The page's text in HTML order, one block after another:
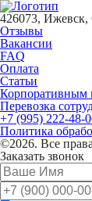
426073, Ижевск,
Отзывы
Вакансии
FAQ
Оплата
Статьи
Корпоративным
Перевозка
+7 (995) 222-48-
Политика
©2026. Все
Заказать звонок